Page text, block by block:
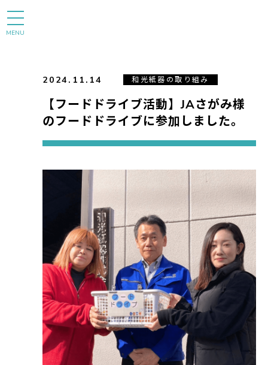
MENU
2024.11.14 和光紙器の取り組み
【フードドライブ活動】JAさがみ様
のフードドライブに参加しました。